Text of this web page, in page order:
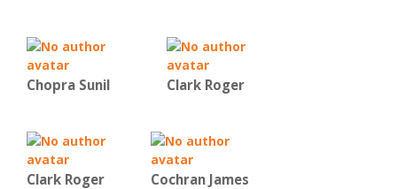
Chopra Sunil Clark Roger
Clark Roger Cochran James